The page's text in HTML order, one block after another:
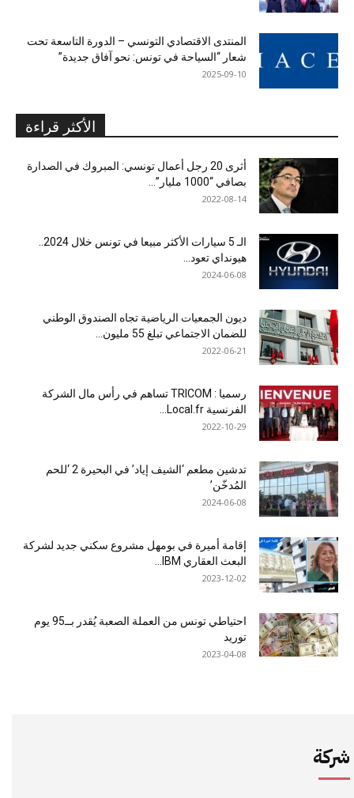
المنتدى الاقتصادي التونسي – الدورة التاسعة تحت
شعار “السياحة في تونس: نحو آفاق جديدة”
2025-09-10
الأكثر قراءة
أثرى 20 رجل أعمال تونسي: المبروك في الصدارة
بصافي “1000 مليار”...
2022-08-14
هيونداي تعود...
2024-06-08
ديون الجمعيات الرياضية تجاه الصندوق الوطني
للضمان الاجتماعي تبلغ 55 مليون...
2022-06-21
رسميا : TRICOM تساهم في رأس مال الشركة
الفرنسية Local.fr...
2022-10-29
تدشين مطعم ‘الشيف إياد’ في البحيرة 2 ‘للحم
المُدخّن’
2024-06-08
إقامة أميرة في بومهل مشروع سكني جديد لشركة
البعث العقاري IBM...
2023-12-02
احتياطي تونس من العملة الصعبة يُقدر بــ95 يوم
توريد
2023-04-08
شركة